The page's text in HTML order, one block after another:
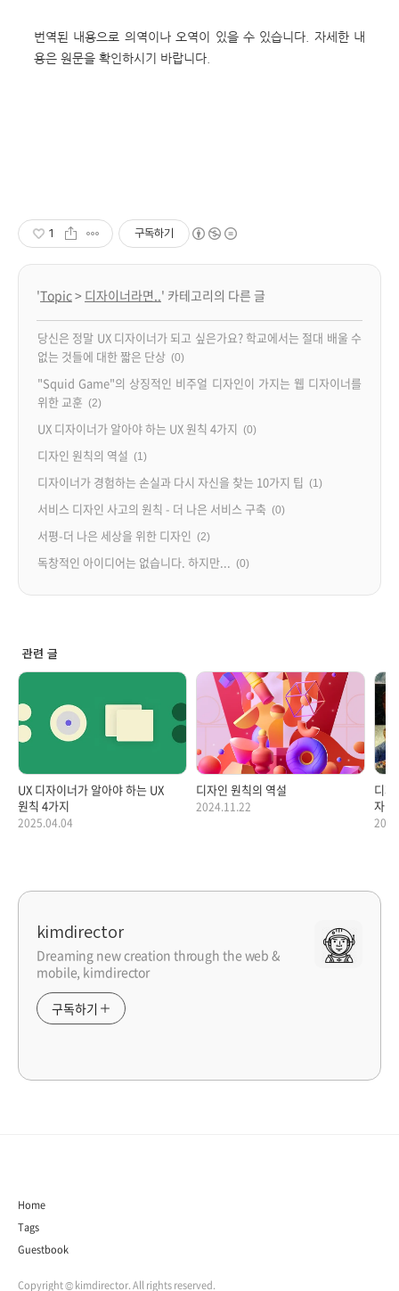
번역된 내용으로 의역이나 오역이 있을 수 있습니다. 자세한 내
용은 원문을 확인하시기 바랍니다.
1 구독하기
'Topic> 디자이너라면.. ' 카테고리의 다른 글
당신은 정말 UX 디자이너가 되고 싶은가요? 학교에서는 절대 배울 수
없는 것들에 대한 짧은 단상 (0)
"Squid Game"의 상징적인 비주얼 디자인이 가지는 웹 디자이너를
위한 교훈 (2)
UX 디자이너가 알아야 하는 UX 원칙 4가지 (0)
디자인 원칙의 역설 (1)
디자이너가 경험하는 손실과 다시 자신을 찾는 10가지 팁 (1)
서비스 디자인 사고의 원칙 - 더 나은 서비스 구축 (0)
서평-더 나은 세상을 위한 디자인 (2)
독창적인 아이디어는 없습니다. 하지만... (0)
관련 글
UX 디자이너가 알아야 하는 UX
원칙 4가지
2025.04.04
디자인 원칙의 역설
2024.11.22
디
자신
kimdirector
Dreaming new creation through the web &
mobile, kimdirector
구독하기
Home
Tags
Guestbook
Copyright © kimdirector. All rights reserved.